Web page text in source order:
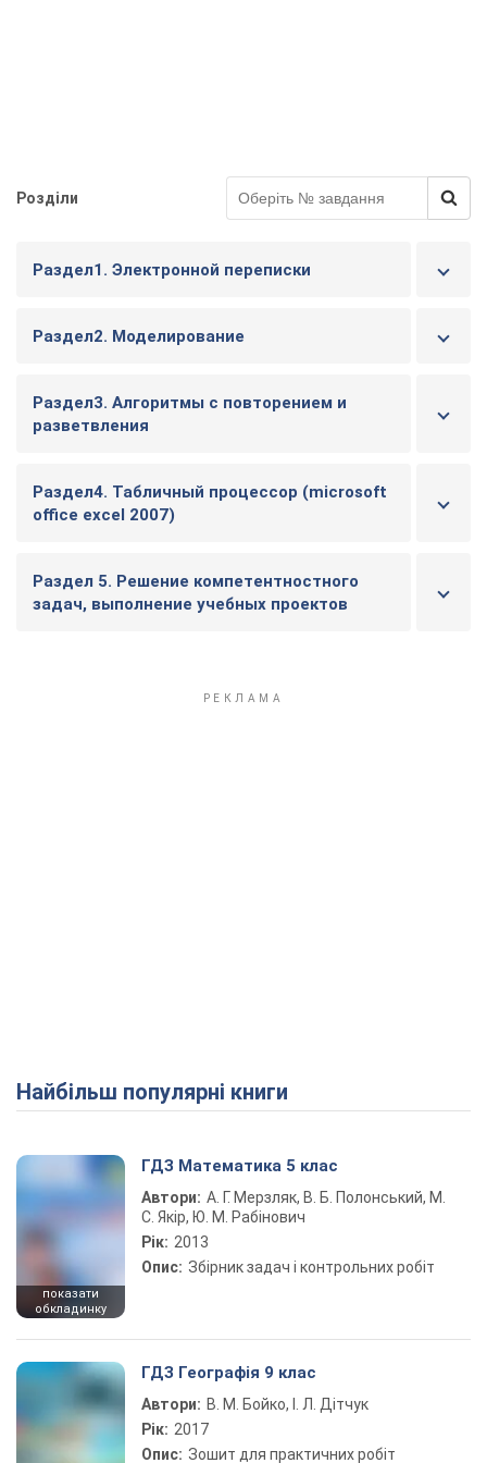
Розділи
Раздел1. Электронной переписки
Раздел2. Моделирование
Раздел3. Алгоритмы с повторением и
разветвления
Раздел4. Табличный процессор (microsoft
office excel 2007)
Раздел 5. Решение компетентностного
задач, выполнение учебных проектов
Найбільш популярні книги
показати
обкладинку
ГДЗ Математика 5 клас
Автори: А. Г. Мерзляк, В. Б. Полонський, М.
С. Якір, Ю. М. Рабінович
Рік: 2013
Опис: Збірник задач і контрольних робіт
ГДЗ Географія 9 клас
Автори: В. М. Бойко, І. Л. Дітчук
Рік: 2017
Опис: Зошит для практичних робіт